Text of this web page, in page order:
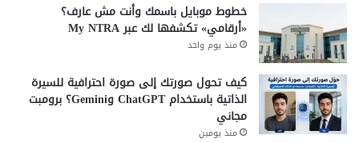
خطوط موبايل باسمك وأنت مش عارف؟
«أرقامي» تكشفها لك عبر My NTRA
منذ يوم واحد
كيف تحول صورتك إلى صورة احترافية للسيرة
الذاتية باستخدام ChatGPT وGemini؟ برومبت
مجاني
منذ يومين